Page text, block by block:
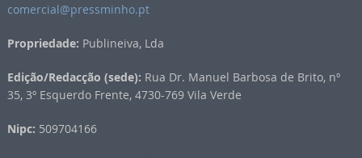
comercial@pressminho.pt
Propriedade: Publineiva, Lda
Edição/Redacção (sede): Rua Dr. Manuel Barbosa de Brito, nº
35, 3º Esquerdo Frente, 4730-769 Vila Verde
Nipc: 509704166